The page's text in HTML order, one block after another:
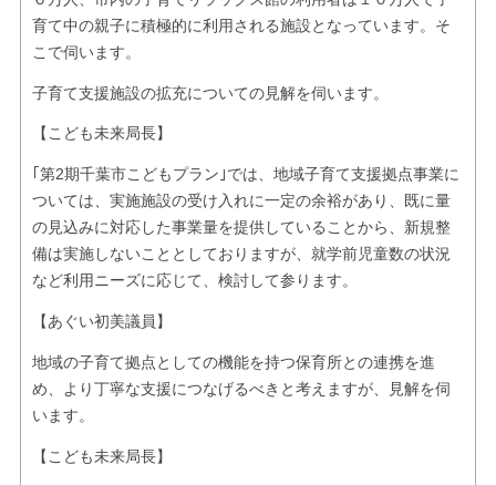
育て中の親子に積極的に利用される施設となっています。そ
こで伺います。
子育て支援施設の拡充についての見解を伺います。
【こども未来局長】
｢第2期千葉市こどもプラン｣では、地域子育て支援拠点事業に
ついては、実施施設の受け入れに一定の余裕があり、既に量
の見込みに対応した事業量を提供していることから、新規整
備は実施しないこととしておりますが、就学前児童数の状況
など利用ニーズに応じて、検討して参ります。
【あぐい初美議員】
地域の子育て拠点としての機能を持つ保育所との連携を進
め、より丁寧な支援につなげるべきと考えますが、見解を伺
います。
【こども未来局長】